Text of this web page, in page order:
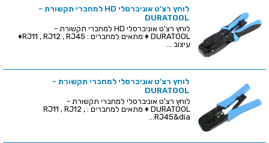
לוחץ רצ'ט אוניברסלי HD למחברי תקשורת -
DURATOOL
לוחץ רצ'ט אוניברסלי HD למחברי תקשורת -
DURATOOL ♦ מתאים למחברים : RJ11 , RJ12 , RJ45♦
עיצוב ...
לוחץ רצ'ט אוניברסלי למחברי תקשורת -
DURATOOL
לוחץ רצ'ט אוניברסלי למחברי תקשורת -
DURATOOL ♦ מתאים למחברים : RJ11 , RJ12 ,
RJ45&dia...